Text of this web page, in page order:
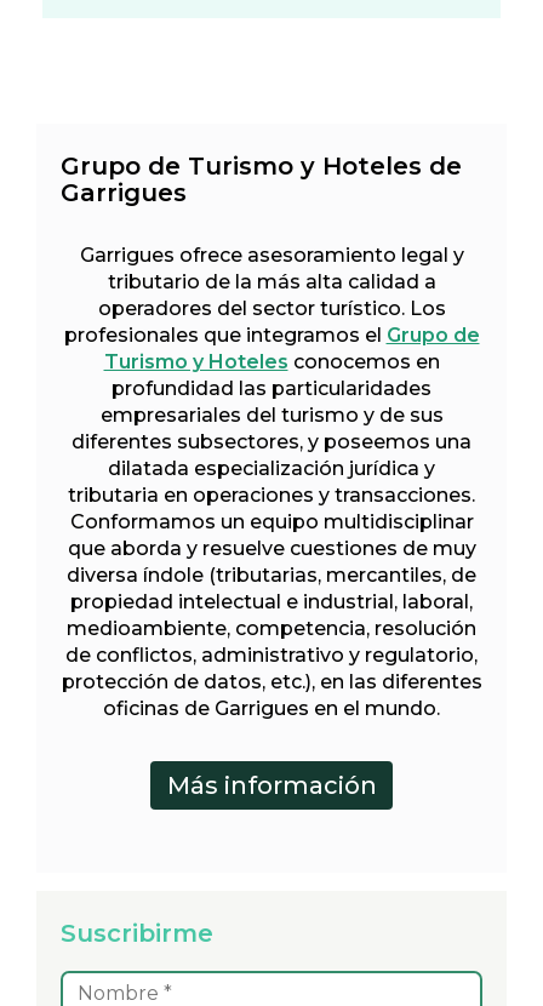
Grupo de Turismo y Hoteles de
Garrigues
Garrigues ofrece asesoramiento legal y
tributario de la más alta calidad a
operadores del sector turístico. Los
profesionales que integramos el Grupo de
Turismo y Hoteles conocemos en
profundidad las particularidades
empresariales del turismo y de sus
diferentes subsectores, y poseemos una
dilatada especialización jurídica y
tributaria en operaciones y transacciones.
Conformamos un equipo multidisciplinar
que aborda y resuelve cuestiones de muy
diversa índole (tributarias, mercantiles, de
propiedad intelectual e industrial, laboral,
medioambiente, competencia, resolución
de conflictos, administrativo y regulatorio,
protección de datos, etc.), en las diferentes
oficinas de Garrigues en el mundo.
Suscribirme